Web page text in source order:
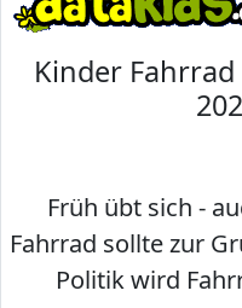
Kinder
Früh übt sich -
Fahrrad sollte zur
Politik wird